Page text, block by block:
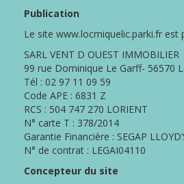
QUI
PARKI
LES
SERVICES
PARKI
MA
SÉLECTION
PARKI
Publication
Le site www.locmiquelic.parki.fr est
SARL VENT D OUEST IMMOBILIER
99 rue Dominique Le Garff- 56570
Tél : 02 97 11 09 59
Code APE : 6831 Z
RCS : 504 747 270 LORIENT
N° carte T : 378/2014
Garantie Financière : SEGAP
N° de contrat : LEGAI04110
Concepteur du site